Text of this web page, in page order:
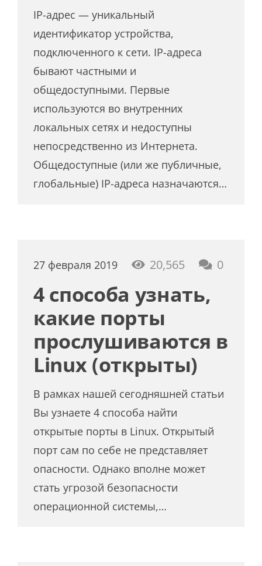
IP-адрес — уникальный
идентификатор устройства,
подключенного к сети. IP-адреса
бывают частными и
общедоступными. Первые
используются во внутренних
локальных сетях и недоступны
непосредственно из Интернета.
Общедоступные (или же публичные,
глобальные) IP-адреса назначаются…
27 февраля 2019 20,565 0
4 способа узнать,
какие порты
прослушиваются в
Linux (открыты)
В рамках нашей сегодняшней статьи
Вы узнаете 4 способа найти
открытые порты в Linux. Открытый
порт сам по себе не представляет
опасности. Однако вполне может
стать угрозой безопасности
операционной системы,…